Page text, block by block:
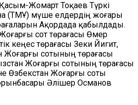
Қасым-Жомарт Тоқаев Түркі
(ТМҰ) мүше елдердің жоғары
Ақордада қабылдады.
сот төрағасы Өмер
кеңес төрағасы Зеки Йигит,
Жоғарғы сотының төрағасы
Жоғарғы сотының төрағасы
Өзбекстан Жоғарғы соты
Әлішер Османов